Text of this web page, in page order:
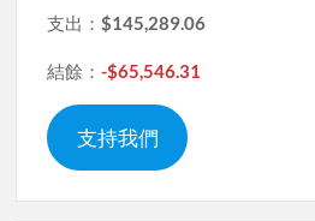
支出：$145,289.06
結餘：-$65,546.31
支持我們